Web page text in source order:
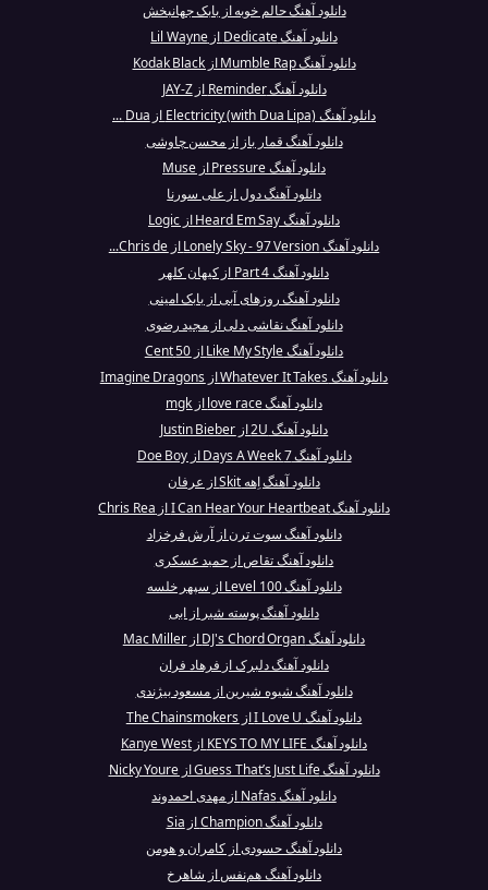
دانلود آهنگ حالم خوبه از بابک جهانبخش
دانلود آهنگ Dedicate از Lil Wayne
دانلود آهنگ Mumble Rap از Kodak Black
دانلود آهنگ Reminder از JAY-Z
دانلود آهنگ Electricity (with Dua Lipa) از Dua ...
دانلود آهنگ قمار باز از محسن چاوشی
دانلود آهنگ Pressure از Muse
دانلود آهنگ دول از علی سورنا
دانلود آهنگ Heard Em Say از Logic
دانلود آهنگ Lonely Sky - 97 Version از Chris de...
دانلود آهنگ Part 4 از کیهان کلهر
دانلود آهنگ روزهای آبی از بابک امینی
دانلود آهنگ نقاشی دلی از مجید رضوی
دانلود آهنگ Like My Style از 50 Cent
دانلود آهنگ Whatever It Takes از Imagine Dragons
دانلود آهنگ love race از mgk
دانلود آهنگ 2U از Justin Bieber
دانلود آهنگ 7 Days A Week از Doe Boy
دانلود آهنگ اِهه Skit از عرفان
دانلود آهنگ I Can Hear Your Heartbeat از Chris Rea
دانلود آهنگ سوت ترن از آرش فرخزاد
دانلود آهنگ تقاص از حمید عسکری
دانلود آهنگ Level 100 از سپهر خلسه
دانلود آهنگ پوسته شیر از ابی
دانلود آهنگ DJ's Chord Organ از Mac Miller
دانلود آهنگ دلبرک از فرهاد فران
دانلود آهنگ شیوه شیرین از مسعود بیژندی
دانلود آهنگ I Love U از The Chainsmokers
دانلود آهنگ KEYS TO MY LIFE از Kanye West
دانلود آهنگ Guess That’s Just Life از Nicky Youre
دانلود آهنگ Nafas از مهدی احمدوند
دانلود آهنگ Champion از Sia
دانلود آهنگ حسودی از کامران و هومن
دانلود آهنگ هم‌نفس از شاهرخ